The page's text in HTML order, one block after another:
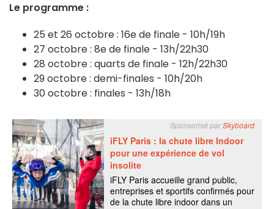
Le programme :
25 et 26 octobre : 16e de finale - 10h/19h
27 octobre : 8e de finale - 13h/22h30
28 octobre : quarts de finale - 12h/22h30
29 octobre : demi-finales - 10h/20h
30 octobre : finales - 13h/18h